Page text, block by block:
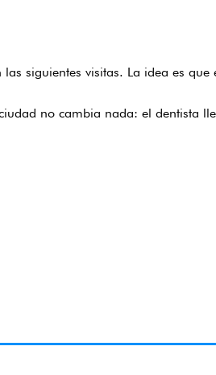
siguientes visitas. La idea es
no cambia nada: el dentista